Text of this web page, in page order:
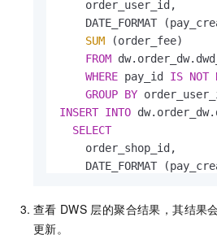
    order_user_id,
DATE_FORMAT
SUM (order_fee)
FROM
WHERE pay_id IS NOT
GROUP BY
INSERT INTO
SELECT
    order_shop_id,
DATE_FORMAT
FROM
WHERE pay_id IS NOT
查看 DWS 层的聚合结果，其结果
更新。